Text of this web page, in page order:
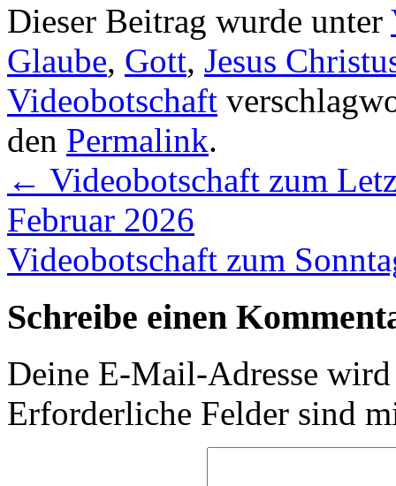
Dieser Beitrag wurde unter
Glaube, Gott, Jesus
Videobotschaft
den Permalink.
← Videobotschaft zum
Februar 2026
Videobotschaft zum
Schreibe einen
Deine E-Mail-Adresse
Erforderliche Felder sind